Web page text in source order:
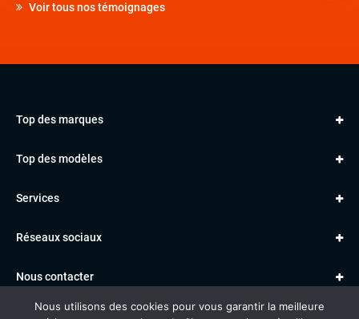
Voir tous nos témoignages
Top des marques
VOLKSWAGEN
BMW
Top des modèles
Classe A
A3
Services
Le garage TBV
Location TBV
Réseaux sociaux
Nous contacter
Données personnelles Mentions légales Voitures vendues
Nous utilisons des cookies pour vous garantir la meilleure